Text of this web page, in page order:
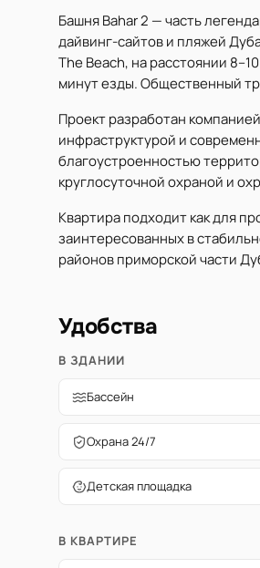
Башня Bahar 2 — часть
дайвинг-сайтов и пляжей
The Beach, на расстоянии
минут езды. Общественный
Проект разработан
инфраструктурой и
благоустроенностью
круглосуточной охраной и
Квартира подходит как для
заинтересованных в
районов приморской части
Удобства
В ЗДАНИИ
Бассейн
Охрана 24/7
Детская площадка
В КВАРТИРЕ